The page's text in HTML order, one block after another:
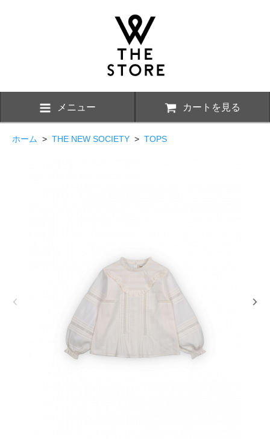
メニュー カートを見る
ホーム > THE NEW SOCIETY > TOPS